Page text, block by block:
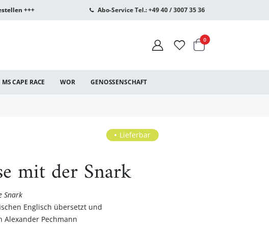
+++ Abo-Service Tel.: +49 40 / 3007 35 36
Warenkorb
0Artikel
MS CAPE RACE WOR GENOSSENSCHAFT
Lieferbar
mit der Snark
Snark
Englisch übersetzt und
Alexander Pechmann